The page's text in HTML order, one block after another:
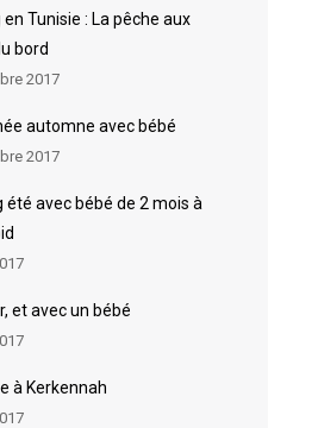
Tunisie : La pêche aux
bord
2017
automne avec bébé
2017
été avec bébé de 2 mois à
et avec un bébé
à Kerkennah